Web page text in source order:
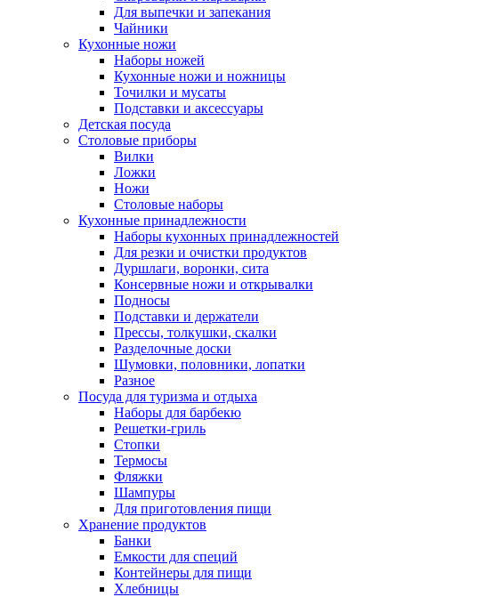
Для выпечки и запекания
Чайники
Кухонные ножи
Наборы ножей
Кухонные ножи и ножницы
Точилки и мусаты
Подставки и аксессуары
Детская посуда
Столовые приборы
Вилки
Ложки
Ножи
Столовые наборы
Кухонные принадлежности
Наборы кухонных принадлежностей
Для резки и очистки продуктов
Дуршлаги, воронки, сита
Консервные ножи и открывалки
Подносы
Подставки и держатели
Прессы, толкушки, скалки
Разделочные доски
Шумовки, половники, лопатки
Разное
Посуда для туризма и отдыха
Наборы для барбекю
Решетки-гриль
Стопки
Термосы
Фляжки
Шампуры
Для приготовления пищи
Хранение продуктов
Банки
Емкости для специй
Контейнеры для пищи
Хлебницы